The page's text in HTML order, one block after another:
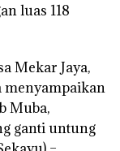
luas 118
Mekar Jaya,
menyampaikan
Muba,
ganti untung